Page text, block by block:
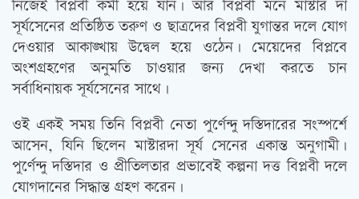
নিজেই বিপ্লবী কর্মী হয়ে যান। আর বিপ্লবী মনে মাস্টার দা
সূর্যসেনের প্রতিষ্ঠিত তরুণ ও ছাত্রদের বিপ্লবী যুগান্তর দলে যোগ
দেওয়ার আকাঙ্খায় উদ্বেল হয়ে ওঠেন। মেয়েদের বিপ্লবে
অংশগ্রহণের অনুমতি চাওয়ার জন্য দেখা করতে চান
সর্বাধিনায়ক সূর্যসেনের সাথে।
ওই একই সময় তিনি বিপ্লবী নেতা পুর্ণেন্দু দস্তিদারের সংস্পর্শে
আসেন, যিনি ছিলেন মাস্টারদা সূর্য সেনের একান্ত অনুগামী।
পুর্ণেন্দু দস্তিদার ও প্রীতিলতার প্রভাবেই কল্পনা দত্ত বিপ্লবী দলে
যোগদানের সিদ্ধান্ত গ্রহণ করেন।